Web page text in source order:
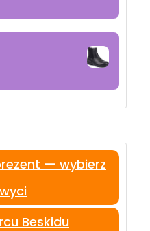
— wybierz
Beskidu